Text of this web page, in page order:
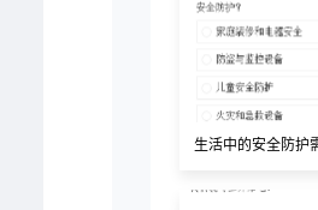
生活中的安全防护